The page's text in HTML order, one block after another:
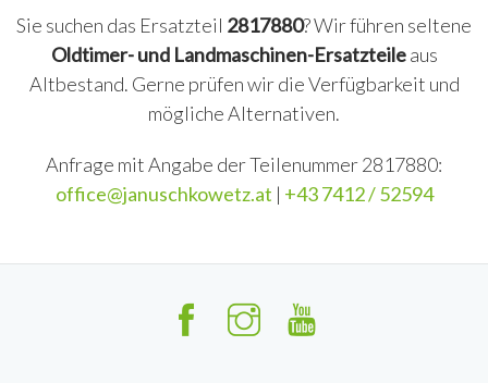
Sie suchen das Ersatzteil 2817880? Wir führen seltene
Oldtimer- und Landmaschinen-Ersatzteileaus
Altbestand. Gerne prüfen wir die Verfügbarkeit und
mögliche Alternativen.
Anfrage mit Angabe der Teilenummer 2817880:
office@januschkowetz.at | +43 7412 / 52594